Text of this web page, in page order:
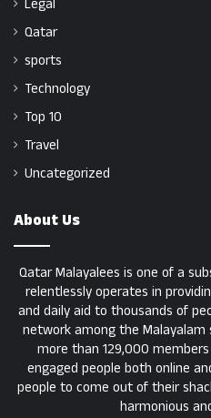
Legal
Qatar
sports
Technology
Top 10
Travel
Uncategorized
About Us
Qatar Malayalees is one of a
relentlessly operates in
and daily aid to thousands of
network among the
more than 129,000
engaged people both online
people to come out of their
harmonious